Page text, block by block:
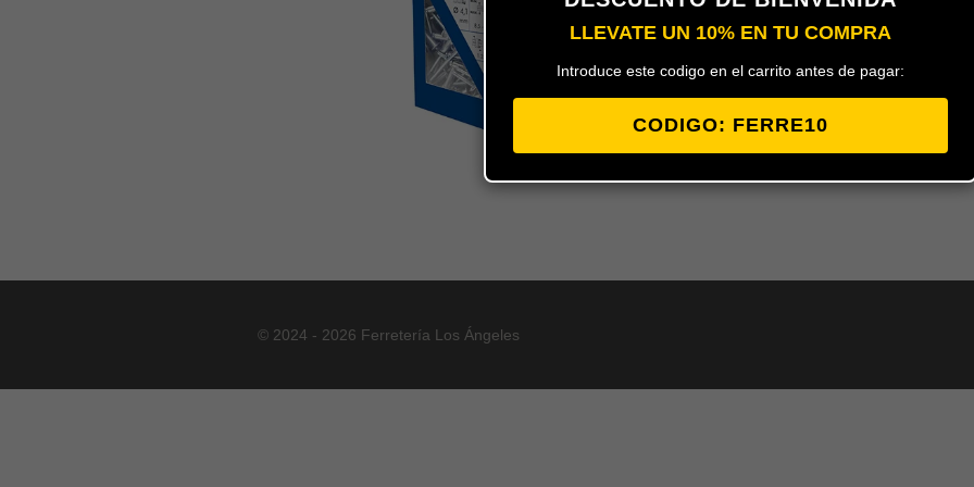
© 2024 - 2026 Ferretería Los Ángeles
LLEVATE UN 10% EN TU COMPRA
Introduce este codigo en el carrito antes de pagar:
CODIGO: FERRE10